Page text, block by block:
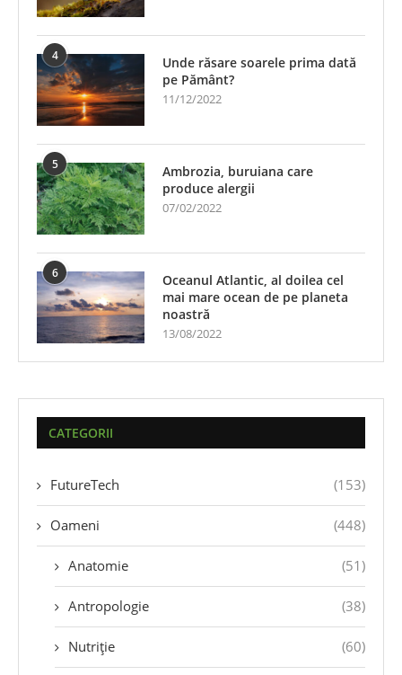
4
Unde răsare soarele prima dată
pe Pământ?
11/12/2022
5
Ambrozia, buruiana care
produce alergii
07/02/2022
6
Oceanul Atlantic, al doilea cel
mai mare ocean de pe planeta
noastră
13/08/2022
CATEGORII
FutureTech (153)
Oameni (448)
Anatomie (51)
Antropologie (38)
Nutriție (60)